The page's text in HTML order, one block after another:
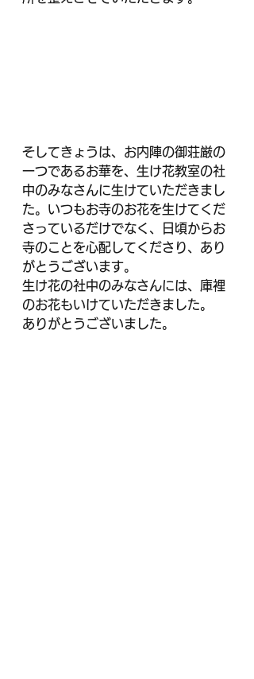
そしてきょうは、お内陣の御荘厳の
一つであるお華を、生け花教室の社
中のみなさんに生けていただきまし
た。いつもお寺のお花を生けてくだ
さっているだけでなく、日頃からお
寺のことを心配してくださり、あり
がとうございます。
生け花の社中のみなさんには、庫裡
のお花もいけていただきました。
ありがとうございました。